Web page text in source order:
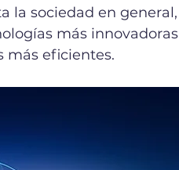
la sociedad en general,
más innovadoras
más eficientes.